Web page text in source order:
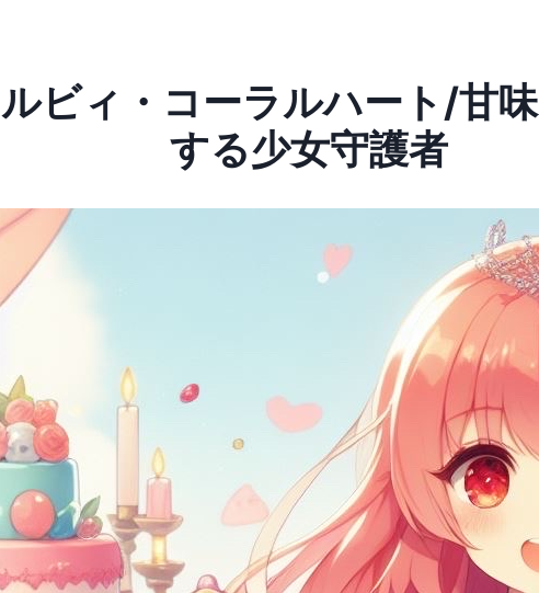
ルビィ・コーラルハート/甘
する少女守護者